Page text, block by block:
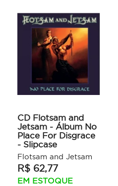
CD Flotsam and
Jetsam - Álbum No
Place For Disgrace
- Slipcase
Flotsam and Jetsam
R$ 62,77
EM ESTOQUE